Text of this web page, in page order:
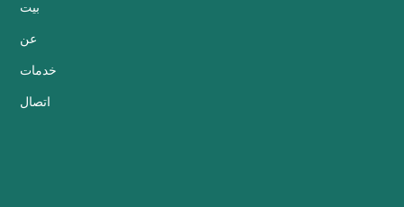
بيت
عن
خدمات
اتصال